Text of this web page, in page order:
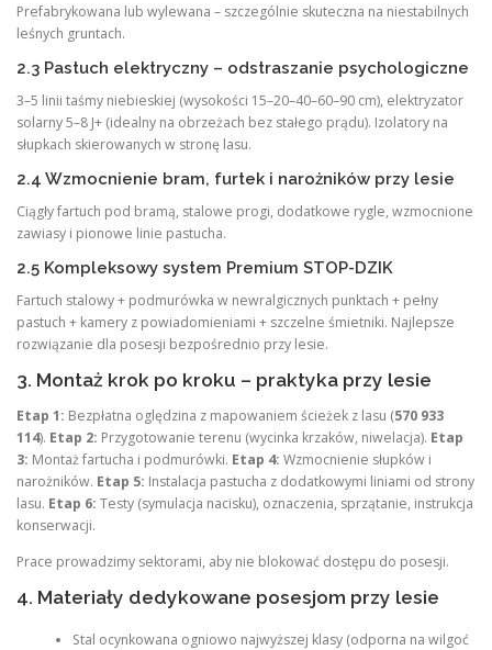
Prefabrykowana lub wylewana – szczególnie skuteczna na niestabilnych
leśnych gruntach.
2.3 Pastuch elektryczny – odstraszanie psychologiczne
3–5 linii taśmy niebieskiej (wysokości 15–20–40–60–90 cm), elektryzator
solarny 5–8 J+ (idealny na obrzeżach bez stałego prądu). Izolatory na
słupkach skierowanych w stronę lasu.
2.4 Wzmocnienie bram, furtek i narożników przy lesie
Ciągły fartuch pod bramą, stalowe progi, dodatkowe rygle, wzmocnione
zawiasy i pionowe linie pastucha.
2.5 Kompleksowy system Premium STOP-DZIK
Fartuch stalowy + podmurówka w newralgicznych punktach + pełny
pastuch + kamery z powiadomieniami + szczelne śmietniki. Najlepsze
rozwiązanie dla posesji bezpośrednio przy lesie.
3. Montaż krok po kroku – praktyka przy lesie
Etap 1: Bezpłatna oględzina z mapowaniem ścieżek z lasu (570 933
114). Etap 2: Przygotowanie terenu (wycinka krzaków, niwelacja). Etap
3: Montaż fartucha i podmurówki. Etap 4: Wzmocnienie słupków i
narożników. Etap 5: Instalacja pastucha z dodatkowymi liniami od strony
lasu. Etap 6: Testy (symulacja nacisku), oznaczenia, sprzątanie, instrukcja
konserwacji.
Prace prowadzimy sektorami, aby nie blokować dostępu do posesji.
4. Materiały dedykowane posesjom przy lesie
Stal ocynkowana ogniowo najwyższej klasy (odporna na wilgoć